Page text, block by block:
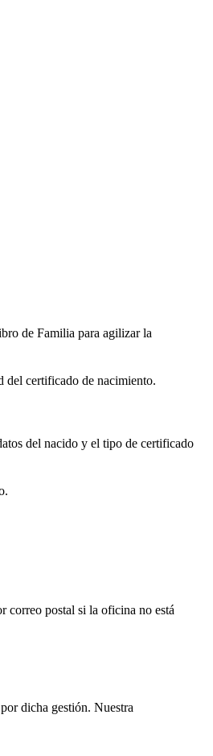
de Familia para agilizar la
del certificado de nacimiento.
del nacido y el tipo de certificado
correo postal si la oficina no está
dicha gestión. Nuestra